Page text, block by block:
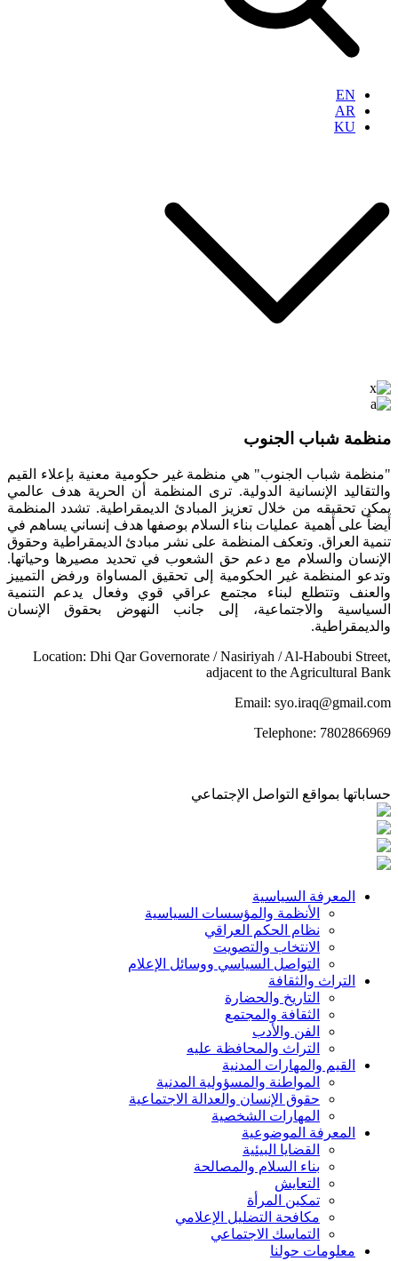
EN
AR
KU
منظمة شباب الجنوب
"منظمة شباب الجنوب" هي منظمة غير حكومية معنية بإعلاء القيم
والتقاليد الإنسانية الدولية. ترى المنظمة أن الحرية هدف عالمي
يمكن تحقيقه من خلال تعزيز المبادئ الديمقراطية. تشدد المنظمة
أيضاً على أهمية عمليات بناء السلام بوصفها هدف إنساني يساهم في
تنمية العراق. وتعكف المنظمة على نشر مبادئ الديمقراطية وحقوق
الإنسان والسلام مع دعم حق الشعوب في تحديد مصيرها وحياتها.
وتدعو المنظمة غير الحكومية إلى تحقيق المساواة ورفض التمييز
والعنف وتتطلع لبناء مجتمع عراقي قوي وفعال يدعم التنمية
السياسية والاجتماعية، إلى جانب النهوض بحقوق الإنسان
والديمقراطية.
Location: Dhi Qar Governorate / Nasiriyah / Al-Haboubi Street,
adjacent to the Agricultural Bank
Email: syo.iraq@gmail.com
Telephone: 7802866969
حساباتها بمواقع التواصل الإجتماعي
Footer
المعرفة السياسية
الأنظمة والمؤسسات السياسية
نظام الحكم العراقي
الانتخاب والتصويت
التواصل السياسي ووسائل الإعلام
التراث والثقافة
التاريخ والحضارة
الثقافة والمجتمع
الفن والأدب
التراث والمحافظة عليه
القيم والمهارات المدنية
المواطنة والمسؤولية المدنية
حقوق الإنسان والعدالة الاجتماعية
المهارات الشخصية
المعرفة الموضوعية
القضايا البيئية
بناء السلام والمصالحة
التعايش
تمكين المرأة
مكافحة التضليل الإعلامي
التماسك الاجتماعي
معلومات حولنا